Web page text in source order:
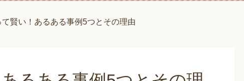
て賢い！あるある事例5つとその理由